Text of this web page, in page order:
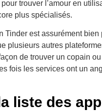
trouver l’amour en
plus spécialisés.
Tinder est assurément
plusieurs autres
de trouver un copain
fois les services ont un
liste des